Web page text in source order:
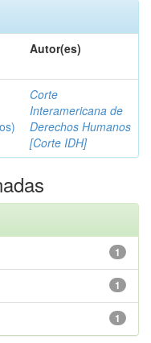
Autor(es)
Corte
Interamericana de
Derechos Humanos
[Corte IDH]
1
1
1